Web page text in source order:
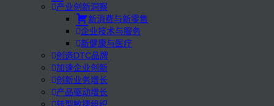
产业创新洞察
新消费与新零售
企业技术与服务
新健康与医疗
创造DTC品牌
加速企业创新
创新业务增长
产品驱动增长